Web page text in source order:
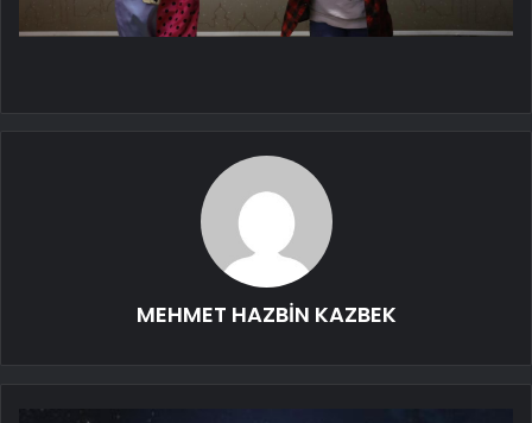
MEHMET HAZBİN KAZBEK